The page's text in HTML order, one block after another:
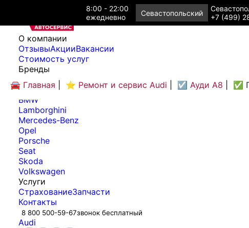
8:00 - 22:00
ежедневно
Севастопольский
+7 (499)
O компании
ОтзывыАкцииВакансии
Cтоимость услуг
Бренды
Audi
Bentley
BMW
Lamborghini
Mercedes-Benz
Opel
Porsche
Seat
Skoda
Volkswagen
Услуги
СтрахованиеЗапчасти
Контакты
8 800 500-59-67звонок бесплатный
🚘 Главная ⭐ Ремонт и сервис Audi ☑️ Ауди А8 ✅
Audi